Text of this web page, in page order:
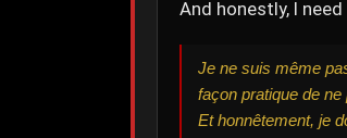
And honestly, I
Je ne suis même
façon pratique de
Et honnêtement, je